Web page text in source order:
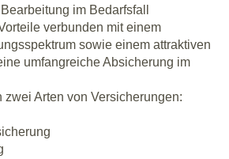
im Bedarfsfall
verbunden mit einem
sowie einem attraktiven
umfangreiche Absicherung im
zwei Arten von Versicherungen: